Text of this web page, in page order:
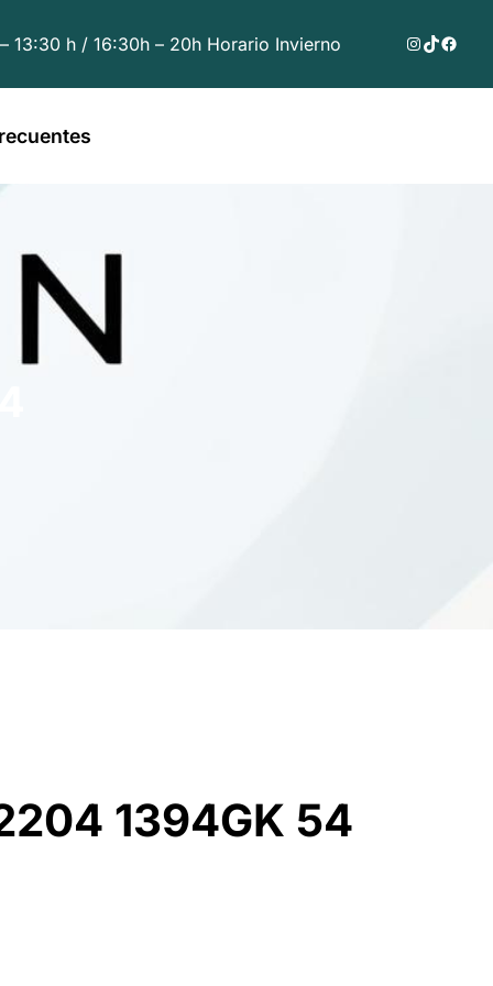
13:30 h / 16:30h – 20h Horario Invierno Instagram
TikTok
1394GK 54